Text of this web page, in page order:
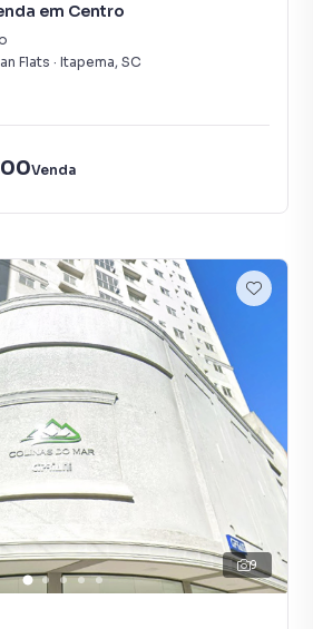
em Centro
Flats · Itapema, SC
Venda
9